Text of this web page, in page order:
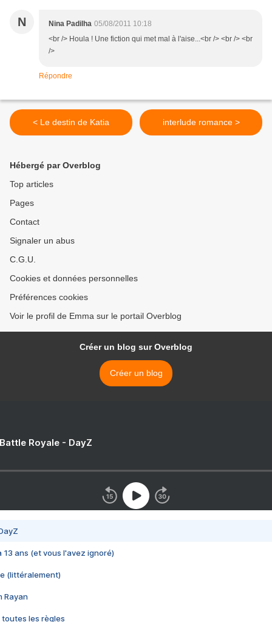
N Nina Padilha 05/08/2011 10:18
<br /> Houla ! Une fiction qui met mal à l'aise...<br /> <br /> <br
/>
Répondre
< Le destin de Katia interlude romance >
Hébergé par Overblog
Top articles
Pages
Contact
Signaler un abus
C.G.U.
Cookies et données personnelles
Préférences cookies
Voir le profil de Emma sur le portail Overblog
Créer un blog sur Overblog
Créer un blog
Royale - DayZ
13 ans (et vous l'avez ignoré)
(littéralement)
Rayan
toutes les règles